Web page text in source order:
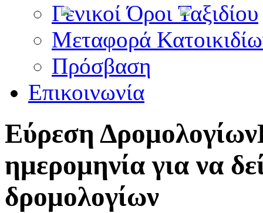
Γενικοί Όροι Ταξιδίου
Μεταφορά
Πρόσβαση
Επικοινωνία
Εύρεση Δρομολογίων
ημερομηνία για να
δρομολογίων